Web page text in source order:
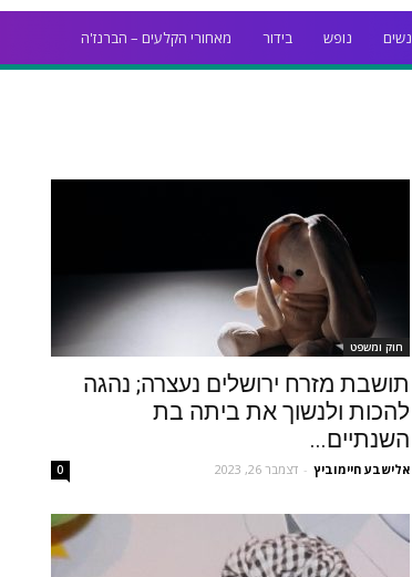
נשים נופש בידור מאחורי הקלעים – הברנז'ה
חוק ומשפט
תושבת מזרח ירושלים נעצרה; נהגה
להכות ולנשוך את ביתה בת
השנתיים...
‫אלישבע חיימוביץ - דצמבר 26, 2023 0